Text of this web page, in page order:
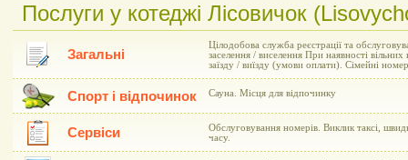
Послуги у котеджі Лісовичок
Загальні
Цілодобова служба реєстрації та
заселення / виселення При наявності
заїзду / виїзду (умови оплати). Сімейні
Спорт і відпочинок Сауна. Місця для відпочинку
Сервіси
Обслуговування номерів. Виклик таксі,
часу.